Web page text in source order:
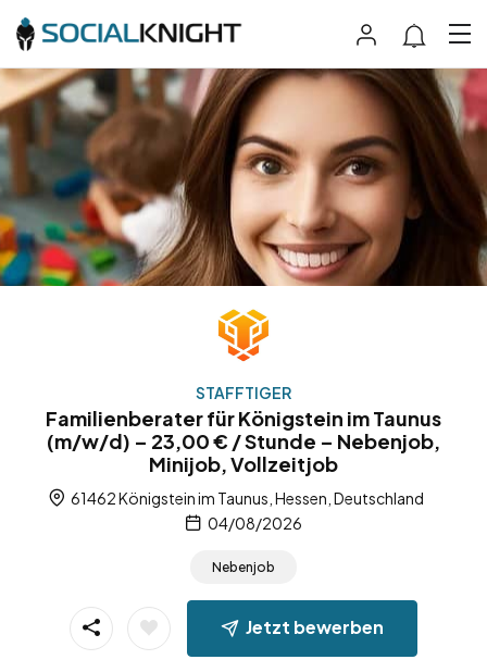
STAFFTIGER
Familienberater für Königstein im Taunus
(m/w/d) – 23,00 € / Stunde – Nebenjob,
Minijob, Vollzeitjob
61462 Königstein im Taunus, Hessen, Deutschland
04/08/2026
Nebenjob
Jetzt bewerben